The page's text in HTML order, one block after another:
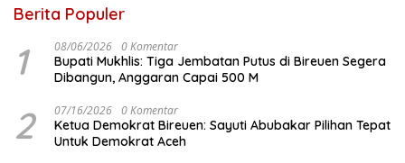
Berita Populer
1 08/06/2026 0 Komentar
Bupati Mukhlis: Tiga Jembatan Putus di Bireuen Segera
Dibangun, Anggaran Capai 500 M
2 07/16/2026 0 Komentar
Ketua Demokrat Bireuen: Sayuti Abubakar Pilihan Tepat
Untuk Demokrat Aceh